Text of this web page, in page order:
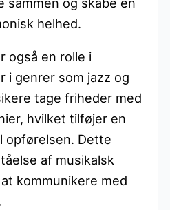
helhed.
også en rolle i
i genrer som jazz og
tage friheder med
hvilket tilføjer en
opførelsen. Dette
af musikalsk
kommunikere med